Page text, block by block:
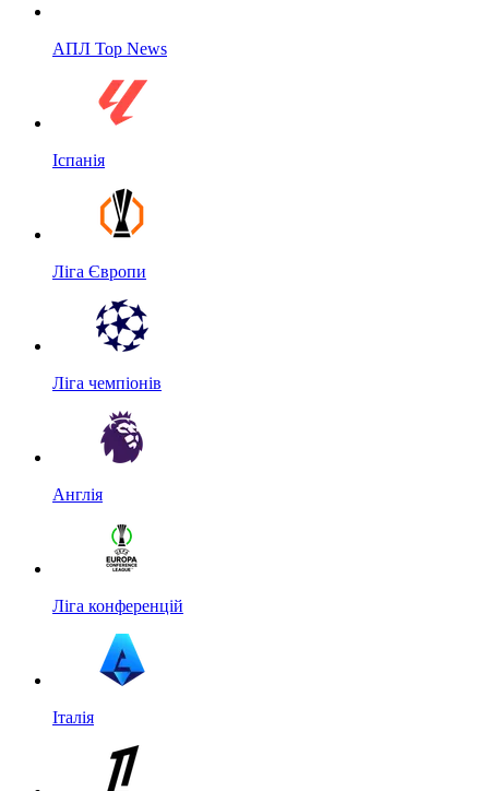
АПЛ Top News
Іспанія
Ліга Європи
Ліга чемпіонів
Англія
Ліга конференцій
Італія